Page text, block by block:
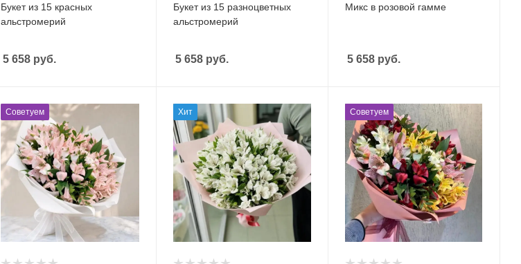
Букет из 15 красных
альстромерий
5 658 руб.
Букет из 15 разноцветных
альстромерий
5 658руб.
Микс в розовой гамме
5 658руб.
Советуем Хит Советуем